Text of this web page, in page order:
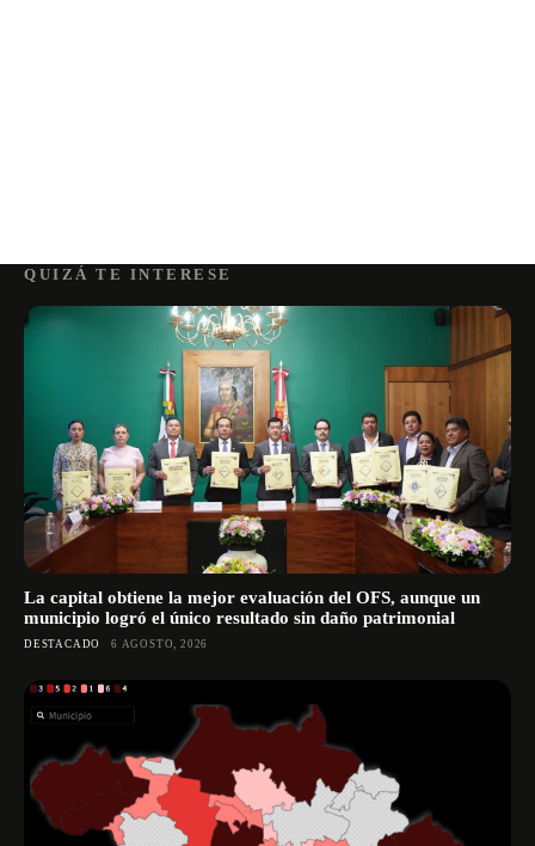
QUIZÁ TE INTERESE
La capital obtiene la mejor evaluación del OFS, aunque un
municipio logró el único resultado sin daño patrimonial
DESTACADO 6 AGOSTO, 2026